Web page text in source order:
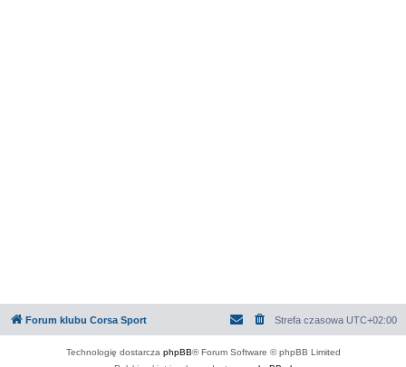
Forum klubu Corsa Sport Strefa czasowa UTC+02:00
Technologię dostarcza phpBB® Forum Software © phpBB Limited